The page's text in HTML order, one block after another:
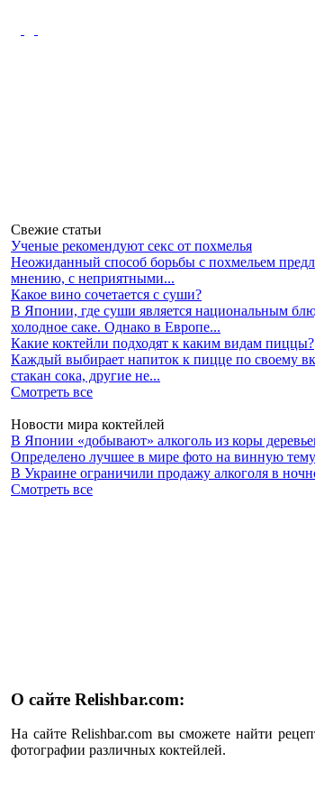
Свежие статьи
Ученые рекомендуют секс от похмелья
Неожиданный способ борьбы с похмельем
мнению, с неприятными...
Какое вино сочетается с суши?
В Японии, где суши является национальным
холодное саке. Однако в Европе...
Какие коктейли подходят к каким видам пиццы?
Каждый выбирает напиток к пицце по своему
стакан сока, другие не...
Смотреть все
Новости мира коктейлей
В Японии «добывают» алкоголь из коры
Определено лучшее в мире фото на винную тему
В Украине ограничили продажу алкоголя в
Смотреть все
О сайте Relishbar.com:
На сайте Relishbar.com вы сможете найти
фотографии различных коктейлей.